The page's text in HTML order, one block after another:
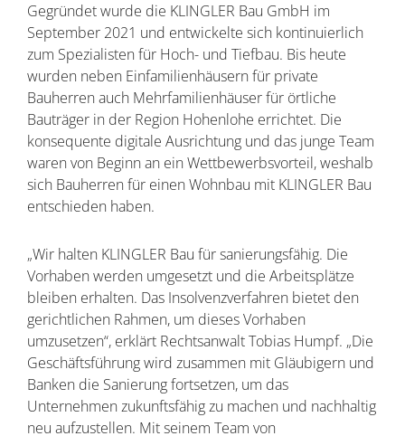
Gegründet wurde die KLINGLER Bau GmbH im
September 2021 und entwickelte sich kontinuierlich
zum Spezialisten für Hoch- und Tiefbau. Bis heute
wurden neben Einfamilienhäusern für private
Bauherren auch Mehrfamilienhäuser für örtliche
Bauträger in der Region Hohenlohe errichtet. Die
konsequente digitale Ausrichtung und das junge Team
waren von Beginn an ein Wettbewerbsvorteil, weshalb
sich Bauherren für einen Wohnbau mit KLINGLER Bau
entschieden haben.
„Wir halten KLINGLER Bau für sanierungsfähig. Die
Vorhaben werden umgesetzt und die Arbeitsplätze
bleiben erhalten. Das Insolvenzverfahren bietet den
gerichtlichen Rahmen, um dieses Vorhaben
umzusetzen“, erklärt Rechtsanwalt Tobias Humpf. „Die
Geschäftsführung wird zusammen mit Gläubigern und
Banken die Sanierung fortsetzen, um das
Unternehmen zukunftsfähig zu machen und nachhaltig
neu aufzustellen. Mit seinem Team von